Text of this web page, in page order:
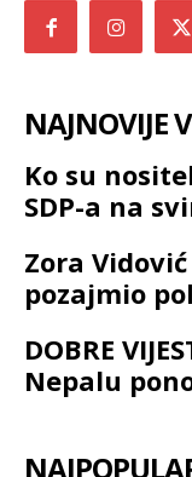
NAJNOVIJE
Ko su
SDP-a na
Zora
pozajmio
DOBRE
Nepalu